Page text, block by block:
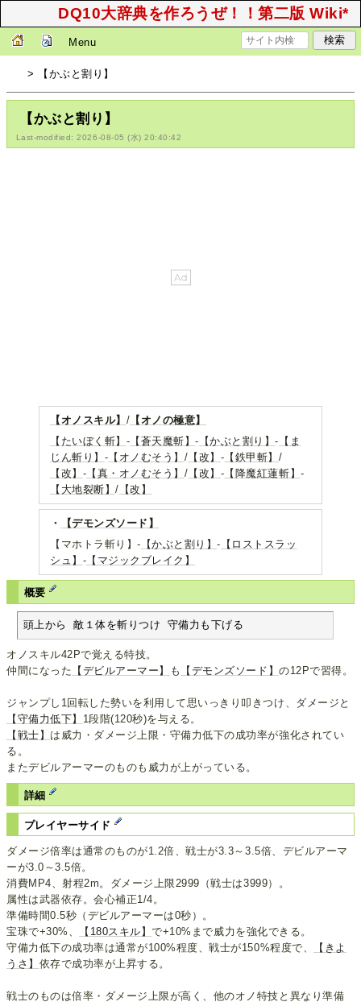
DQ10大辞典を作ろうぜ！！第二版 Wiki*
Menu
> 【かぶと割り】
【かぶと割り】
Last-modified: 2026-08-05 (水) 20:40:42
【オノスキル】 / 【オノの極意】
【たいぼく斬】 - 【蒼天魔斬】- 【かぶと割り】- 【ま
じん斬り】 - 【オノむそう】 / 【改】 - 【鉄甲斬】/
【改】 - 【真・オノむそう】 / 【改】 - 【降魔紅蓮斬】-
【大地裂断】/ 【改】
・
【デモンズソード】
【マホトラ斬り】- 【かぶと割り】- 【ロストスラッ
シュ】 - 【マジックブレイク】
概要
頭上から 敵１体を斬りつけ 守備力も下げる
オノスキル42Pで覚える特技。
仲間になった 【デビルアーマー】 も 【デモンズソード】の12Pで習得。
ジャンプし1回転した勢いを利用して思いっきり叩きつけ、ダメージと
【守備力低下】 1段階(120秒)を与える。
【戦士】 は威力・ダメージ上限・守備力低下の成功率が強化されてい
る。
またデビルアーマーのものも威力が上がっている。
詳細
プレイヤーサイド
ダメージ倍率は通常のものが1.2倍、戦士が3.3～3.5倍、デビルアーマ
ーが3.0～3.5倍。
消費MP4、射程2m。ダメージ上限2999（戦士は3999）。
属性は武器依存。会心補正1/4。
準備時間0.5秒（デビルアーマーは0秒）。
宝珠で+30%、
【180スキル】で+10%まで威力を強化できる。
守備力低下の成功率は通常が100%程度、戦士が150%程度で、
【きよ
うさ】 依存で成功率が上昇する。
戦士のものは倍率・ダメージ上限が高く、他のオノ特技と異なり準備